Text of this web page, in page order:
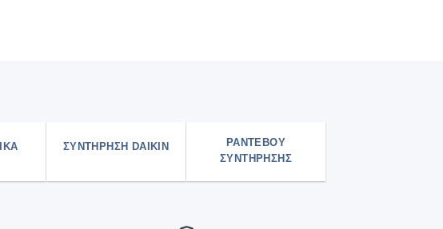
ΣΥΝΤΉΡΗΣΗ DAIKIN
ΡΑΝΤΕΒΟΥ
ΣΥΝΤΗΡΗΣΗΣ